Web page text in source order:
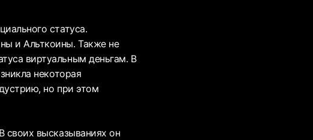
статуса.
и Альткоины. Также не
виртуальным деньгам. В
некоторая
но при этом
своих высказываниях он